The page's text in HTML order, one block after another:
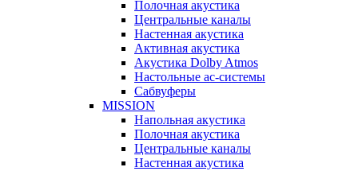
Полочная акустика
Центральные каналы
Настенная акустика
Активная акустика
Акустика Dolby Atmos
Настольные ас-системы
Сабвуферы
MISSION
Напольная акустика
Полочная акустика
Центральные каналы
Настенная акустика